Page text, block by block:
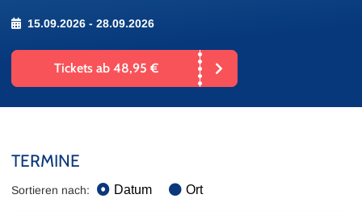
15.09.2026 - 28.09.2026
Tickets ab 48,95 €
TERMINE
Sortieren nach: Datum Ort